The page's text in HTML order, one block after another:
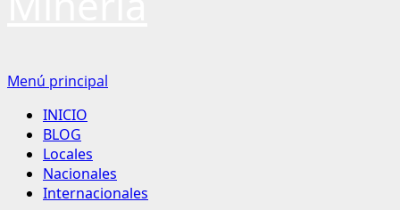
Menú principal
INICIO
BLOG
Locales
Nacionales
Internacionales